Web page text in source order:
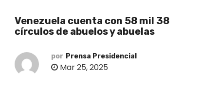
Venezuela cuenta con 58 mil 38
círculos de abuelos y abuelas
por Prensa Presidencial
Mar 25, 2025